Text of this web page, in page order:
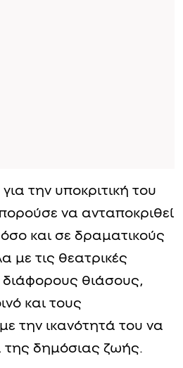
την υποκριτική του
να ανταποκριθεί
και σε δραματικούς
με τις θεατρικές
διάφορους θιάσους,
και τους
την ικανότητά του να
της δημόσιας ζωής.